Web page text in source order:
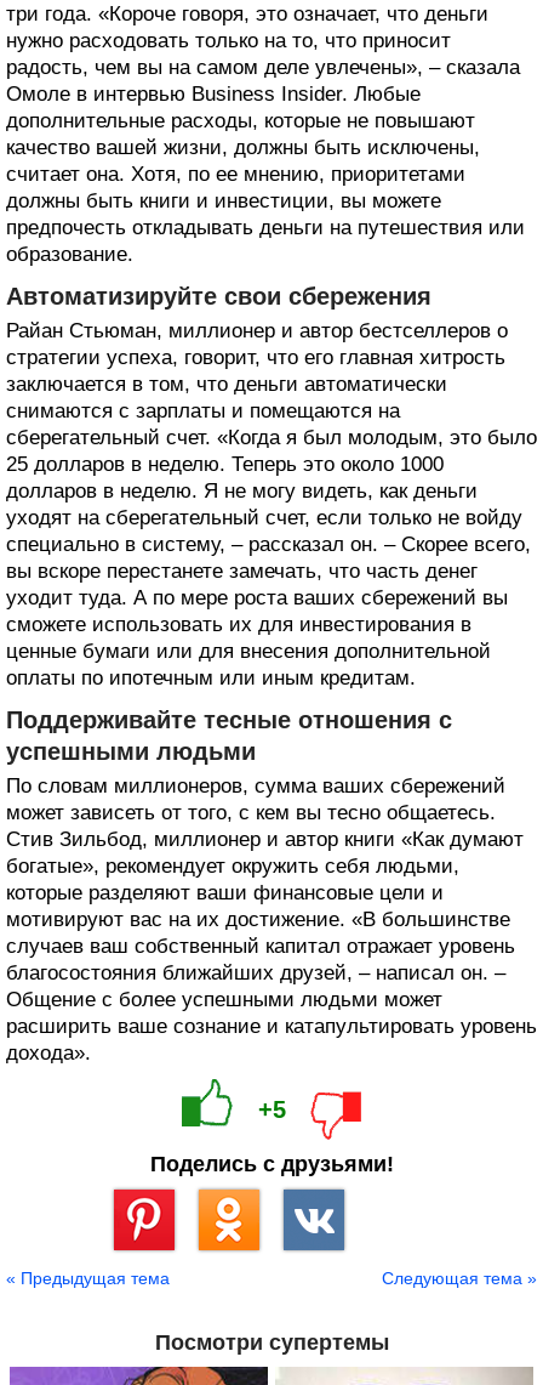
три года. «Короче говоря, это означает, что деньги
нужно расходовать только на то, что приносит
радость, чем вы на самом деле увлечены», – сказала
Омоле в интервью Business Insider. Любые
дополнительные расходы, которые не повышают
качество вашей жизни, должны быть исключены,
считает она. Хотя, по ее мнению, приоритетами
должны быть книги и инвестиции, вы можете
предпочесть откладывать деньги на путешествия или
образование.
Автоматизируйте свои сбережения
Райан Стьюман, миллионер и автор бестселлеров о
стратегии успеха, говорит, что его главная хитрость
заключается в том, что деньги автоматически
снимаются с зарплаты и помещаются на
сберегательный счет. «Когда я был молодым, это было
25 долларов в неделю. Теперь это около 1000
долларов в неделю. Я не могу видеть, как деньги
уходят на сберегательный счет, если только не войду
специально в систему, – рассказал он. – Скорее всего,
вы вскоре перестанете замечать, что часть денег
уходит туда. А по мере роста ваших сбережений вы
сможете использовать их для инвестирования в
ценные бумаги или для внесения дополнительной
оплаты по ипотечным или иным кредитам.
Поддерживайте тесные отношения с
успешными людьми
По словам миллионеров, сумма ваших сбережений
может зависеть от того, с кем вы тесно общаетесь.
Стив Зильбод, миллионер и автор книги «Как думают
богатые», рекомендует окружить себя людьми,
которые разделяют ваши финансовые цели и
мотивируют вас на их достижение. «В большинстве
случаев ваш собственный капитал отражает уровень
благосостояния ближайших друзей, – написал он. –
Общение с более успешными людьми может
расширить ваше сознание и катапультировать уровень
дохода».
+5
Поделись с друзьями!
« Предыдущая тема Следующая тема »
Посмотри супертемы